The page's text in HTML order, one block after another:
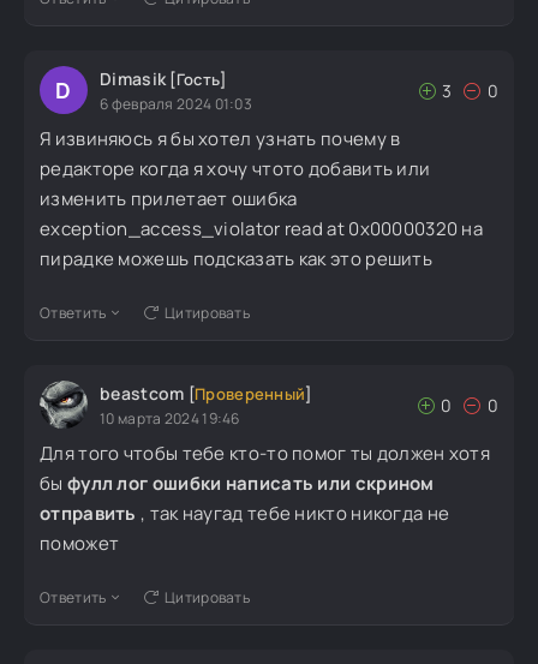
D Dimasik [Гость]
6 февраля 2024 01:03
3 0
Я извиняюсь я бы хотел узнать почему в
редакторе когда я хочу чтото добавить или
изменить прилетает ошибка
exception_access_violator read at 0x00000320 на
пирадке можешь подсказать как это решить
Ответить Цитировать
beastcom [Проверенный]
10 марта 2024 19:46
0 0
Для того чтобы тебе кто-то помог ты должен хотя
бы фулл лог ошибки написать или скрином
отправить , так наугад тебе никто никогда не
поможет
Ответить Цитировать